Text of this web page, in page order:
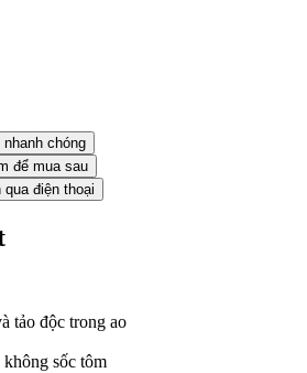
chóng
để mua sau
điện thoại
tảo độc trong ao
sốc tôm